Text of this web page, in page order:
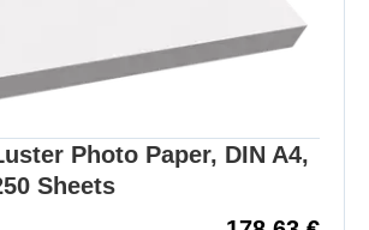
Photo Paper, DIN A4,
Sheets